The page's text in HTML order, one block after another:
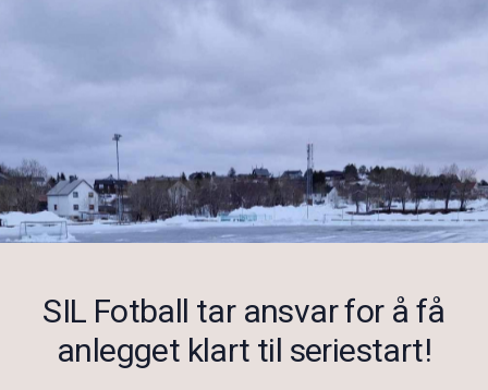
SIL Fotball tar ansvar for å få
anlegget klart til seriestart!